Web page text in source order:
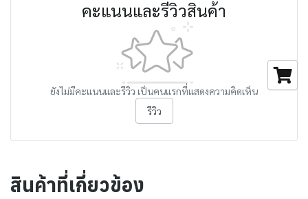
คะแนนและรีวิวสินค้า
ยังไม่มีคะแนนและรีวิว เป็นคนแรกที่แสดงความคิดเห็น
รีวิว
สินค้าที่เกี่ยวข้อง